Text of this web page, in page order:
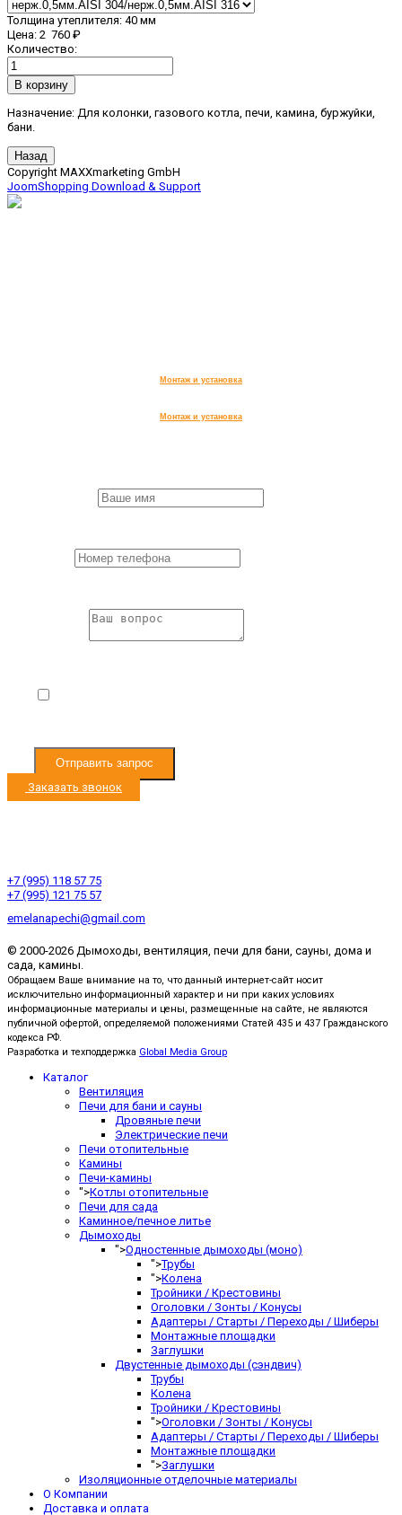
Толщина утеплителя: 40 мм
Цена: 2 760 ₽
Количество:
Назначение: Для колонки, газового котла, печи, камина, буржуйки,
бани.
Copyright MAXXmarketing GmbH
JoomShopping Download & Support
Монтаж и установка
Монтаж и установка
Отправить запрос
Заказать звонок
+7 (995) 118 57 75
+7 (995) 121 75 57
emelanapechi@gmail.com
© 2000-2026 Дымоходы, вентиляция, печи для бани, сауны, дома и
сада, камины.
Обращаем Ваше внимание на то, что данный интернет-сайт носит
исключительно информационный характер и ни при каких условиях
информационные материалы и цены, размещенные на сайте, не являются
публичной офертой, определяемой положениями Статей 435 и 437 Гражданского
кодекса РФ.
Разработка и техподдержка Global Media Group
Каталог
Вентиляция
Печи для бани и сауны
Дровяные печи
Электрические печи
Печи отопительные
Камины
Печи-камины
">Котлы отопительные
Печи для сада
Каминное/печное литье
Дымоходы
">Одностенные дымоходы (моно)
">Трубы
">Колена
Тройники / Крестовины
Оголовки / Зонты / Конусы
Адаптеры / Старты / Переходы / Шиберы
Монтажные площадки
Заглушки
Двустенные дымоходы (сэндвич)
Трубы
Колена
Тройники / Крестовины
">Оголовки / Зонты / Конусы
Адаптеры / Старты / Переходы / Шиберы
Монтажные площадки
">Заглушки
Изоляционные отделочные материалы
О Компании
Доставка и оплата